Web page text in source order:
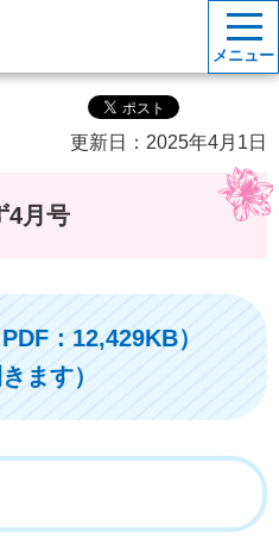
メニュー
更新日：2025年4月1日
4月号
：12,429KB）
ます）